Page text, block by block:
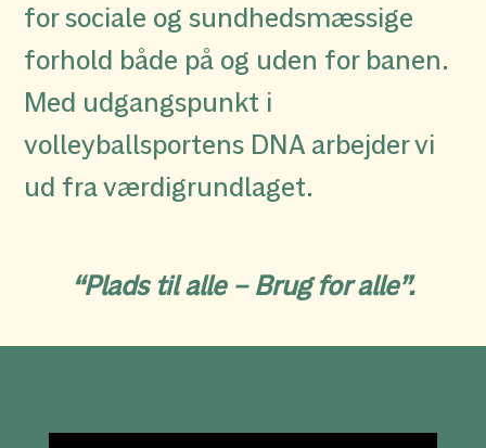
for sociale og sundhedsmæssige
forhold både på og uden for banen.
Med udgangspunkt i
volleyballsportens DNA arbejder vi
ud fra værdigrundlaget.
“Plads til alle – Brug for alle”.